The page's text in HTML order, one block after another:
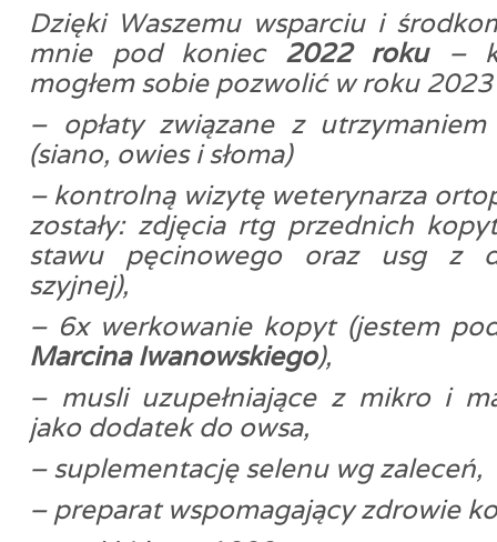
Dzięki Waszemu wsparciu i
mnie pod koniec 2022 roku–
mogłem sobie pozwolić w roku
– opłaty związane z
(siano, owies i słoma)
– kontrolną wizytę weterynarza
zostały: zdjęcia rtg przednich
stawu pęcinowego oraz usg z
szyjnej),
– 6x werkowanie kopyt (jestem
Marcina Iwanowskiego),
– musli uzupełniające z mikro i
jako dodatek do owsa,
– suplementację selenu wg zaleceń,
– preparat wspomagający zdrowie